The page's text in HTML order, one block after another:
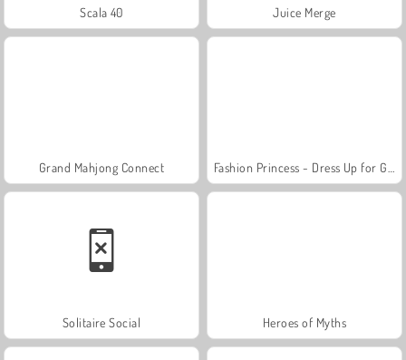
Scala 40 Juice Merge
Grand Mahjong Connect
Solitaire Social Heroes of Myths